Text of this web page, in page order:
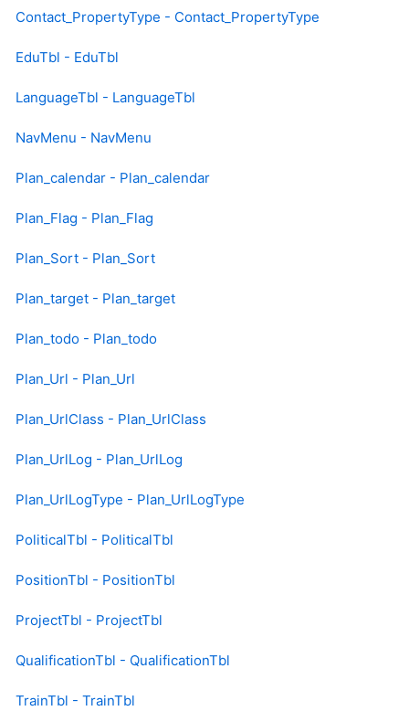
Contact_PropertyType - Contact_PropertyType
EduTbl - EduTbl
LanguageTbl - LanguageTbl
NavMenu - NavMenu
Plan_calendar - Plan_calendar
Plan_Flag - Plan_Flag
Plan_Sort - Plan_Sort
Plan_target - Plan_target
Plan_todo - Plan_todo
Plan_Url - Plan_Url
Plan_UrlClass - Plan_UrlClass
Plan_UrlLog - Plan_UrlLog
Plan_UrlLogType - Plan_UrlLogType
PoliticalTbl - PoliticalTbl
PositionTbl - PositionTbl
ProjectTbl - ProjectTbl
QualificationTbl - QualificationTbl
TrainTbl - TrainTbl